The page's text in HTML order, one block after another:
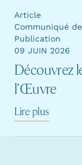
Découvrez
l’Œuvre
Article
Communiqué
Publication
09 JUIN 2026
Lire plus